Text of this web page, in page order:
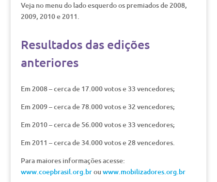
Veja no menu do lado esquerdo os premiados de 2008,
2009, 2010 e 2011.
Resultados das edições
anteriores
Em 2008 – cerca de 17.000 votos e 33 vencedores;
Em 2009 – cerca de 78.000 votos e 32 vencedores;
Em 2010 – cerca de 56.000 votos e 33 vencedores;
Em 2011 – cerca de 34.000 votos e 28 vencedores.
Para maiores informações acesse:
www.coepbrasil.org.brou www.mobilizadores.org.br